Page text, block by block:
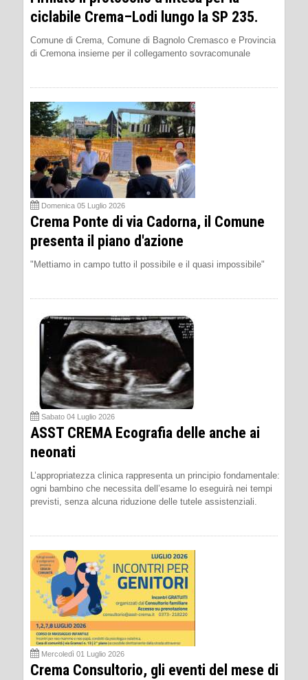
ciclabile Crema–Lodi lungo la SP 235.
Comune di Crema, Comune di Bagnolo Cremasco e Provincia
di Cremona insieme per il collegamento sovracomunale
Domenica 05 Luglio 2026
Crema Ponte di via Cadorna, il Comune
presenta il piano d'azione
"Mettiamo in campo tutto il possibile e il quasi impossibile"
Sabato 04 Luglio 2026
ASST CREMA Ecografia delle anche ai
neonati
L’appropriatezza clinica rappresenta un principio fondamentale:
ogni bambino che necessita dell’esame lo eseguirà nei tempi
previsti, senza alcuna riduzione delle tutele assistenziali.
Mercoledì 01 Luglio 2026
Crema Consultorio, gli eventi del mese di